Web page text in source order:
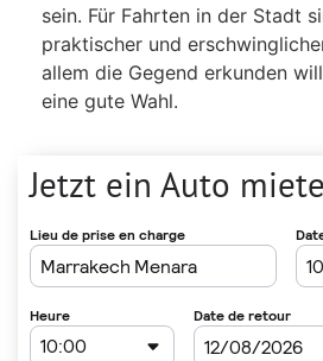
sein. Für Fahrten in der Stadt
praktischer und
allem die Gegend erkunden
eine gute Wahl.
Jetzt ein Auto